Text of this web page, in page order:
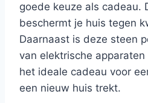
goede keuze als cadeau.
beschermt je huis tegen
Daarnaast is deze steen
van elektrische
het ideale cadeau voor
een nieuw huis trekt.